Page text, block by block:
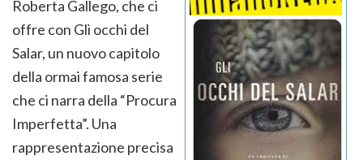
Roberta Gallego, che ci
offre con Gli occhi del
Salar, un nuovo capitolo
della ormai famosa serie
che ci narra della “Procura
Imperfetta”. Una
rappresentazione precisa